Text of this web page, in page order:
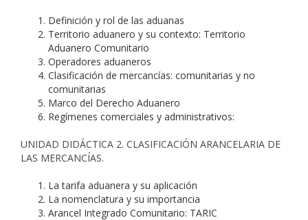
Definición y rol de las aduanas
Territorio aduanero y su contexto: Territorio
Aduanero Comunitario
Operadores aduaneros
Clasificación de mercancías: comunitarias y no
comunitarias
Marco del Derecho Aduanero
Regímenes comerciales y administrativos:
UNIDAD DIDÁCTICA 2. CLASIFICACIÓN ARANCELARIA DE
LAS MERCANCÍAS.
La tarifa aduanera y su aplicación
La nomenclatura y su importancia
Arancel Integrado Comunitario: TARIC